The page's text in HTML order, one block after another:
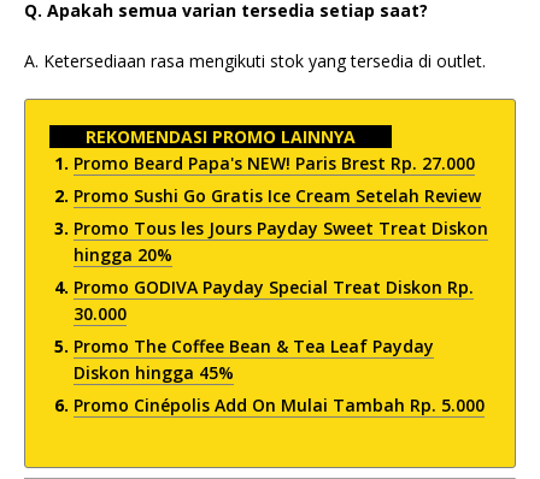
Q. Apakah semua varian tersedia setiap saat?
A. Ketersediaan rasa mengikuti stok yang tersedia di outlet.
REKOMENDASI PROMO LAINNYA
Promo Beard Papa's NEW! Paris Brest Rp. 27.000
Promo Sushi Go Gratis Ice Cream Setelah Review
Promo Tous les Jours Payday Sweet Treat Diskon
hingga 20%
Promo GODIVA Payday Special Treat Diskon Rp.
30.000
Promo The Coffee Bean & Tea Leaf Payday
Diskon hingga 45%
Promo Cinépolis Add On Mulai Tambah Rp. 5.000